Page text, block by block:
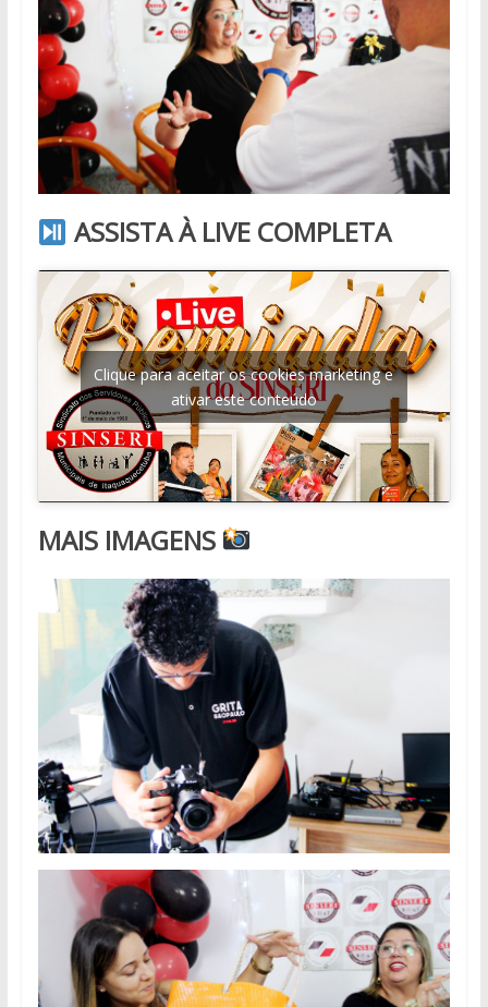
ASSISTA À LIVE COMPLETA
Clique para aceitar os cookies marketing e
ativar este conteúdo
MAIS IMAGENS